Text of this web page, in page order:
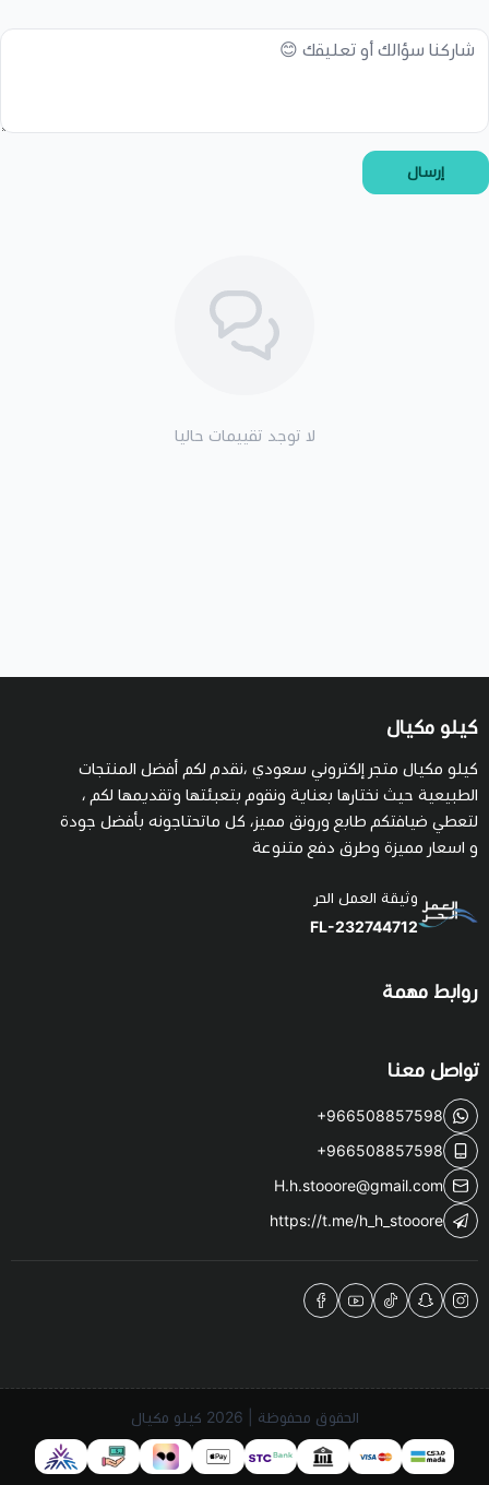
إرسال
لا توجد تقييمات حاليا
كيلو مكيال
كيلو مكيال متجر إلكتروني سعودي ،نقدم لكم أفضل المنتجات
الطبيعية حيث نختارها بعناية ونقوم بتعبئتها وتقديمها لكم ،
لتعطي ضيافتكم طابع ورونق مميز، كل ماتحتاجونه بأفضل جودة
و اسعار مميزة وطرق دفع متنوعة
وثيقة العمل الحر
FL-232744712
روابط مهمة
تواصل معنا
+966508857598
+966508857598
H.h.stooore@gmail.com
https://t.me/h_h_stooore
الحقوق محفوظة | 2026 كيلو مكيال